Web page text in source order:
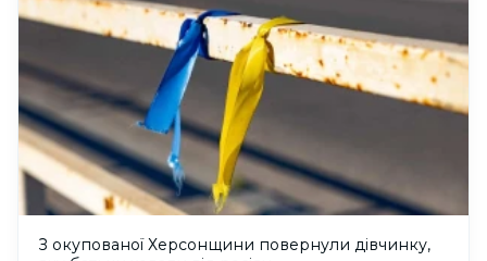
З окупованої Херсонщини повернули дівчинку,